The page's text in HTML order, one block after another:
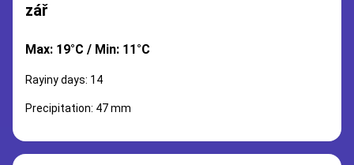
zář
Max: 19°C / Min: 11°C
Rayiny days: 14
Precipitation: 47 mm